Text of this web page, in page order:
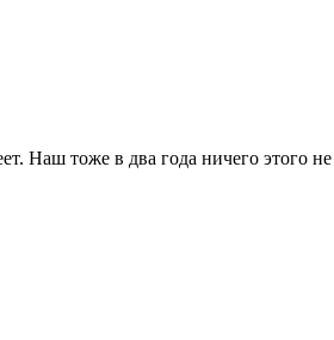
Наш тоже в два года ничего этого не